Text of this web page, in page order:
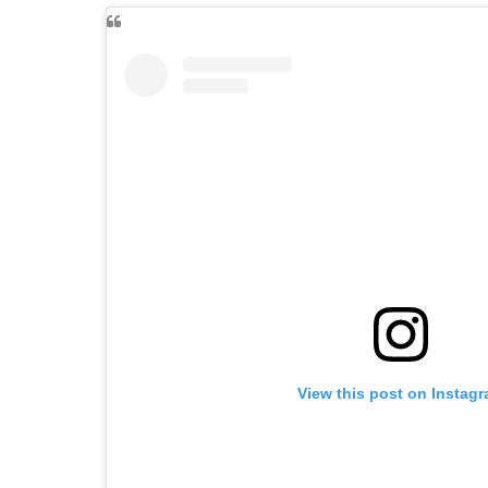
View this post on